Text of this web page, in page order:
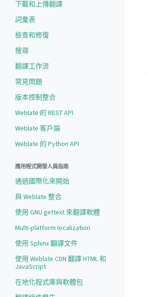
下載和上傳翻譯
詞彙表
檢查和修復
搜尋
翻譯工作流
常見問題
版本控制整合
Weblate 的 REST API
Weblate 客戶端
Weblate 的 Python API
應用程式開發人員指南
通過國際化來開始
與 Weblate 整合
使用 GNU gettext 來翻譯軟體
Multi-platform localization
使用 Sphinx 翻譯文件
使用 Weblate CDN 翻譯 HTML 和
JavaScript
在地化程式庫與軟體包